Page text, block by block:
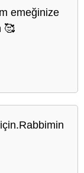
emeğinize
🥰